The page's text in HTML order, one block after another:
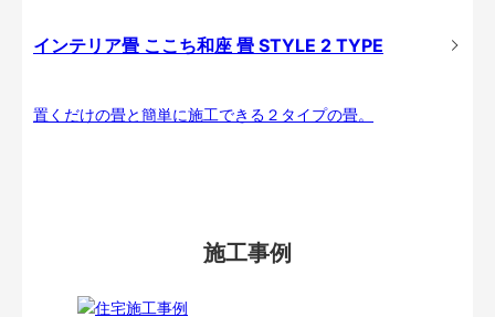
インテリア畳 ここち和座 畳 STYLE 2 TYPE
置くだけの畳と簡単に施工できる２タイプの畳。
施工事例